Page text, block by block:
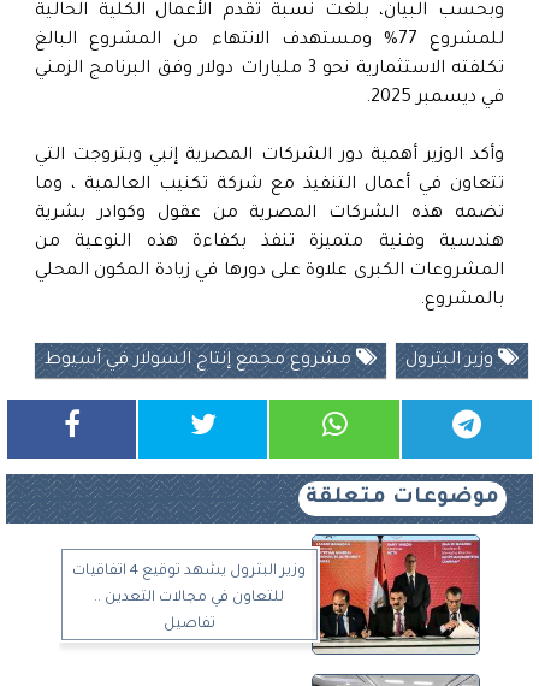
وبحسب البيان، بلغت نسبة تقدم الأعمال الكلية الحالية
للمشروع 77% ومستهدف الانتهاء من المشروع البالغ
تكلفته الاستثمارية نحو 3 مليارات دولار وفق البرنامج الزمني
في ديسمبر 2025.
وأكد الوزير أهمية دور الشركات المصرية إنبي وبتروجت التي
تتعاون في أعمال التنفيذ مع شركة تكنيب العالمية ، وما
تضمه هذه الشركات المصرية من عقول وكوادر بشرية
هندسية وفنية متميزة تنفذ بكفاءة هذه النوعية من
المشروعات الكبرى علاوة على دورها في زيادة المكون المحلي
بالمشروع.
وزير البترول مشروع مجمع إنتاج السولار في أسيوط
موضوعات متعلقة
وزير البترول يشهد توقيع 4 اتفاقيات
للتعاون في مجالات التعدين ..
تفاصيل